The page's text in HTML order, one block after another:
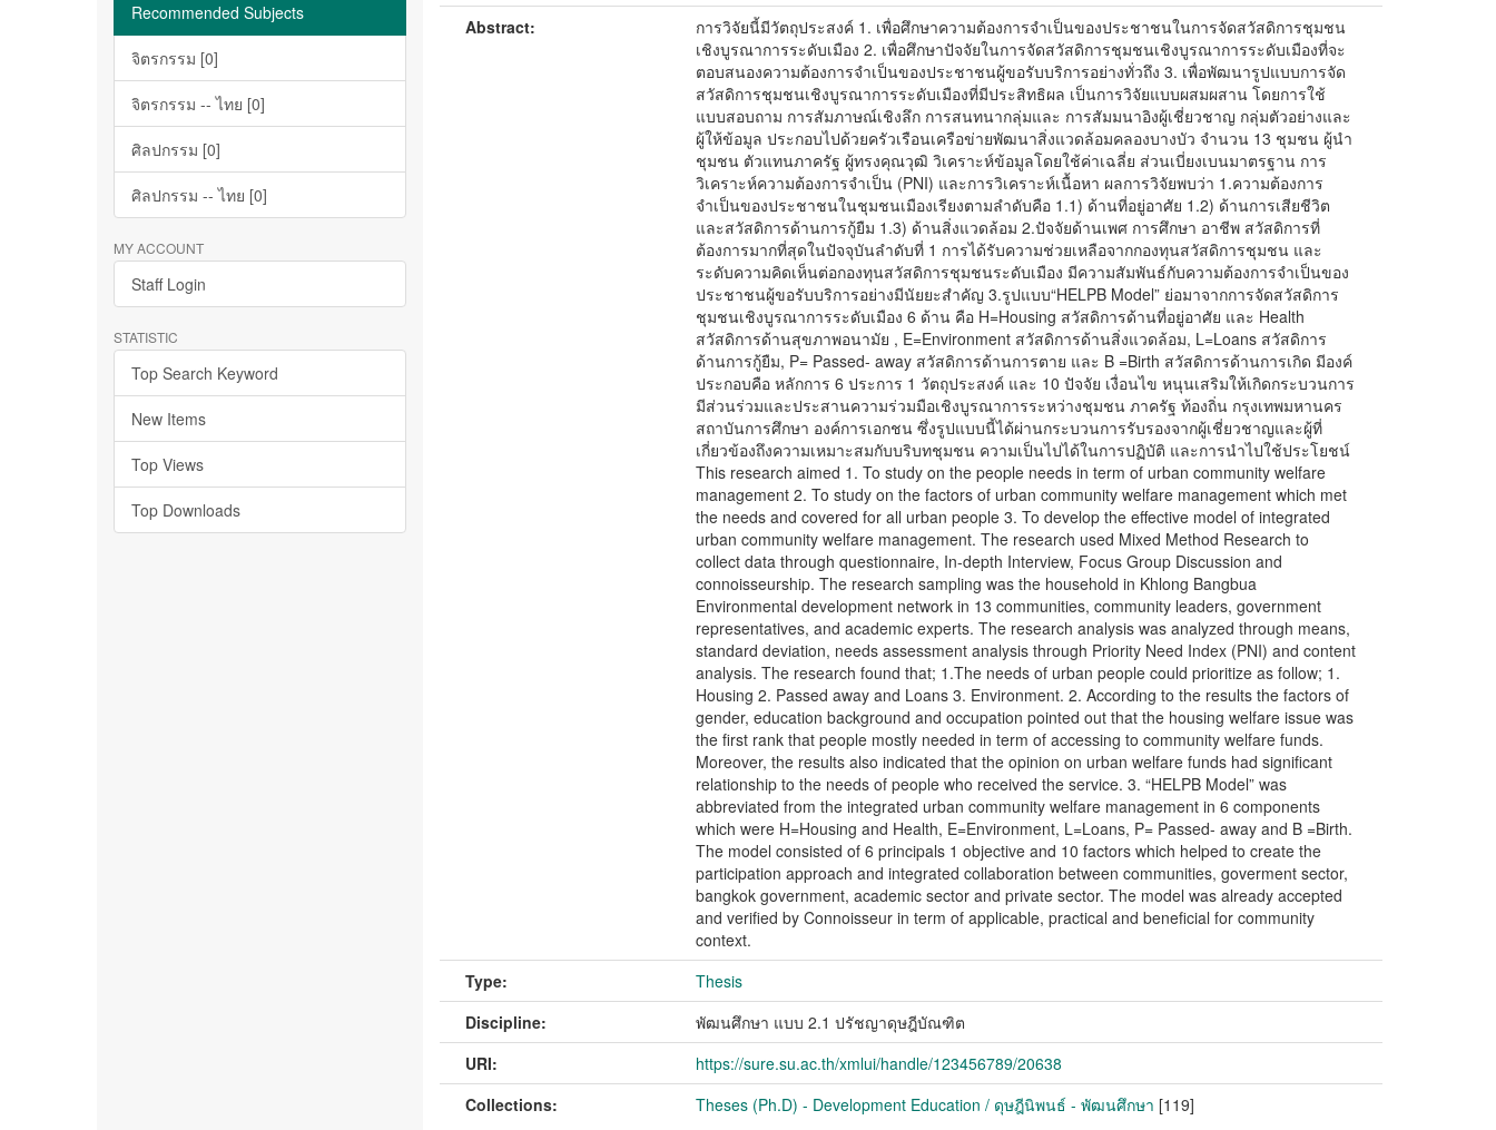
Recommended Subjects
จิตรกรรม [0]
จิตรกรรม -- ไทย [0]
ศิลปกรรม [0]
ศิลปกรรม -- ไทย [0]
MY ACCOUNT
Staff Login
STATISTIC
Top Search Keyword
New Items
Top Views
Top Downloads
Abstract:
การวิจัยนี้มีวัตถุประสงค์ 1. เพื่อศึกษาความต้องการจำเป็นของประชาชนในการจัดสวัสดิการชุมชน
เชิงบูรณาการระดับเมือง 2. เพื่อศึกษาปัจจัยในการจัดสวัสดิการชุมชนเชิงบูรณาการระดับเมืองที่จะ
ตอบสนองความต้องการจำเป็นของประชาชนผู้ขอรับบริการอย่างทั่วถึง 3. เพื่อพัฒนารูปแบบการจัด
สวัสดิการชุมชนเชิงบูรณาการระดับเมืองที่มีประสิทธิผล เป็นการวิจัยแบบผสมผสาน โดยการใช้
แบบสอบถาม การสัมภาษณ์เชิงลึก การสนทนากลุ่มและ การสัมมนาอิงผู้เชี่ยวชาญ กลุ่มตัวอย่างและ
ผู้ให้ข้อมูล ประกอบไปด้วยครัวเรือนเครือข่ายพัฒนาสิ่งแวดล้อมคลองบางบัว จำนวน 13 ชุมชน ผู้นำ
ชุมชน ตัวแทนภาครัฐ ผู้ทรงคุณวุฒิ วิเคราะห์ข้อมูลโดยใช้ค่าเฉลี่ย ส่วนเบี่ยงเบนมาตรฐาน การ
วิเคราะห์ความต้องการจำเป็น (PNI) และการวิเคราะห์เนื้อหา ผลการวิจัยพบว่า 1.ความต้องการ
จำเป็นของประชาชนในชุมชนเมืองเรียงตามลำดับคือ 1.1) ด้านที่อยู่อาศัย 1.2) ด้านการเสียชีวิต
และสวัสดิการด้านการกู้ยืม 1.3) ด้านสิ่งแวดล้อม 2.ปัจจัยด้านเพศ การศึกษา อาชีพ สวัสดิการที่
ต้องการมากที่สุดในปัจจุบันลำดับที่ 1 การได้รับความช่วยเหลือจากกองทุนสวัสดิการชุมชน และ
ระดับความคิดเห็นต่อกองทุนสวัสดิการชุมชนระดับเมือง มีความสัมพันธ์กับความต้องการจำเป็นของ
ประชาชนผู้ขอรับบริการอย่างมีนัยยะสำคัญ 3.รูปแบบ“HELPB Model” ย่อมาจากการจัดสวัสดิการ
ชุมชนเชิงบูรณาการระดับเมือง 6 ด้าน คือ H=Housing สวัสดิการด้านที่อยู่อาศัย และ Health
สวัสดิการด้านสุขภาพอนามัย , E=Environment สวัสดิการด้านสิ่งแวดล้อม, L=Loans สวัสดิการ
ด้านการกู้ยืม, P= Passed- away สวัสดิการด้านการตาย และ B =Birth สวัสดิการด้านการเกิด มีองค์
ประกอบคือ หลักการ 6 ประการ 1 วัตถุประสงค์ และ 10 ปัจจัย เงื่อนไข หนุนเสริมให้เกิดกระบวนการ
มีส่วนร่วมและประสานความร่วมมือเชิงบูรณาการระหว่างชุมชน ภาครัฐ ท้องถิ่น กรุงเทพมหานคร
สถาบันการศึกษา องค์การเอกชน ซึ่งรูปแบบนี้ได้ผ่านกระบวนการรับรองจากผู้เชี่ยวชาญและผู้ที่
เกี่ยวข้องถึงความเหมาะสมกับบริบทชุมชน ความเป็นไปได้ในการปฏิบัติ และการนำไปใช้ประโยชน์
This research aimed 1. To study on the people needs in term of urban community welfare
management 2. To study on the factors of urban community welfare management which met
the needs and covered for all urban people 3. To develop the effective model of integrated
urban community welfare management. The research used Mixed Method Research to
collect data through questionnaire, In-depth Interview, Focus Group Discussion and
connoisseurship. The research sampling was the household in Khlong Bangbua
Environmental development network in 13 communities, community leaders, government
representatives, and academic experts. The research analysis was analyzed through means,
standard deviation, needs assessment analysis through Priority Need Index (PNI) and content
analysis. The research found that; 1.The needs of urban people could prioritize as follow; 1.
Housing 2. Passed away and Loans 3. Environment. 2. According to the results the factors of
gender, education background and occupation pointed out that the housing welfare issue was
the first rank that people mostly needed in term of accessing to community welfare funds.
Moreover, the results also indicated that the opinion on urban welfare funds had significant
relationship to the needs of people who received the service. 3. “HELPB Model” was
abbreviated from the integrated urban community welfare management in 6 components
which were H=Housing and Health, E=Environment, L=Loans, P= Passed- away and B =Birth.
The model consisted of 6 principals 1 objective and 10 factors which helped to create the
participation approach and integrated collaboration between communities, goverment sector,
bangkok government, academic sector and private sector. The model was already accepted
and verified by Connoisseur in term of applicable, practical and beneficial for community
context.
Type:
Thesis
Discipline:
พัฒนศึกษา แบบ 2.1 ปรัชญาดุษฎีบัณฑิต
URI:
https://sure.su.ac.th/xmlui/handle/123456789/20638
Collections:
Theses (Ph.D) - Development Education / ดุษฎีนิพนธ์ - พัฒนศึกษา [119]